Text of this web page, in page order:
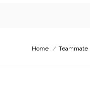
You are here:
Home Teammate